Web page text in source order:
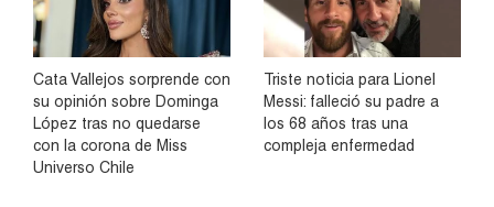
Cata Vallejos sorprende con
su opinión sobre Dominga
López tras no quedarse
con la corona de Miss
Universo Chile
Triste noticia para Lionel
Messi: falleció su padre a
los 68 años tras una
compleja enfermedad